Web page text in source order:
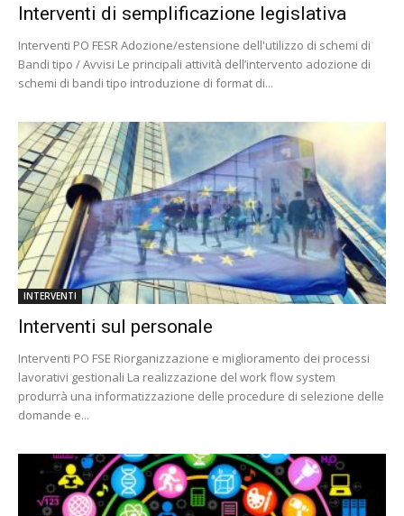
Interventi di semplificazione legislativa
Interventi PO FESR Adozione/estensione dell'utilizzo di schemi di
Bandi tipo / Avvisi Le principali attività dell’intervento adozione di
schemi di bandi tipo introduzione di format di...
INTERVENTI
Interventi sul personale
Interventi PO FSE Riorganizzazione e miglioramento dei processi
lavorativi gestionali La realizzazione del work flow system
produrrà una informatizzazione delle procedure di selezione delle
domande e...